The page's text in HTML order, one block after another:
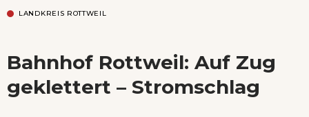
LANDKREIS ROTTWEIL
Bahnhof Rottweil: Auf Zug
geklettert – Stromschlag